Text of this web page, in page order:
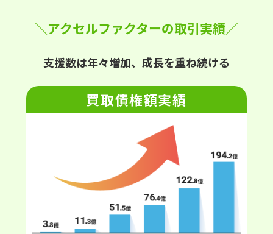
＼アクセルファクターの取引実績／
支援数は年々増加、成長を重ね続ける
買取債権額実績